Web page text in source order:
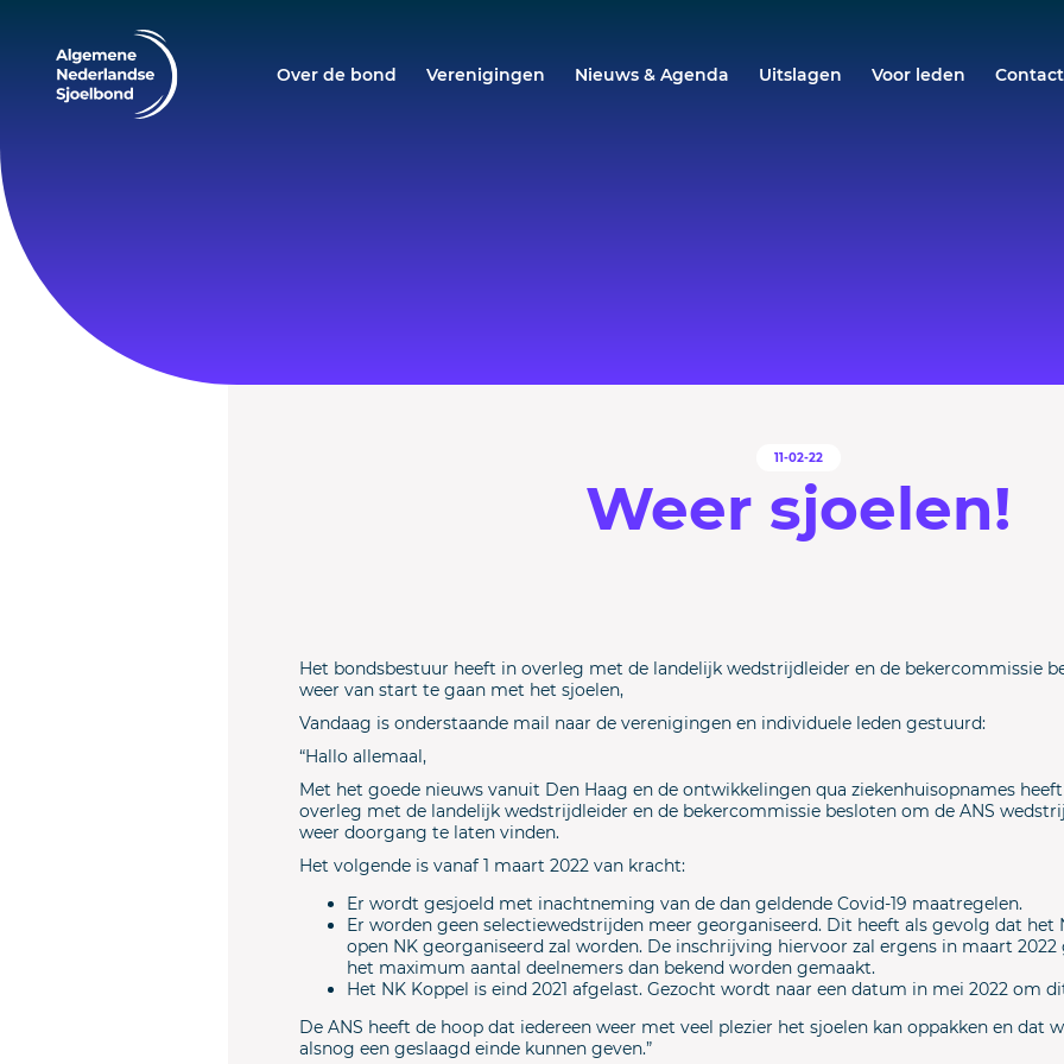
Over de bond Verenigingen Nieuws & Agenda Uitslagen Voor leden Contact
11-02-22
Weer sjoelen!
Het bondsbestuur heeft in overleg met de landelijk wedstrijdleider en de bekercommissie
weer van start te gaan met het sjoelen,
Vandaag is onderstaande mail naar de verenigingen en individuele leden gestuurd:
“Hallo allemaal,
Met het goede nieuws vanuit Den Haag en de ontwikkelingen qua ziekenhuisopnames
overleg met de landelijk wedstrijdleider en de bekercommissie besloten om de ANS
weer doorgang te laten vinden.
Het volgende is vanaf 1 maart 2022 van kracht:
Er wordt gesjoeld met inachtneming van de dan geldende Covid-19 maatregelen.
Er worden geen selectiewedstrijden meer georganiseerd. Dit heeft als gevolg dat het
open NK georganiseerd zal worden. De inschrijving hiervoor zal ergens in maart 2022
het maximum aantal deelnemers dan bekend worden gemaakt.
Het NK Koppel is eind 2021 afgelast. Gezocht wordt naar een datum in mei 2022 om
De ANS heeft de hoop dat iedereen weer met veel plezier het sjoelen kan oppakken en dat
alsnog een geslaagd einde kunnen geven.”